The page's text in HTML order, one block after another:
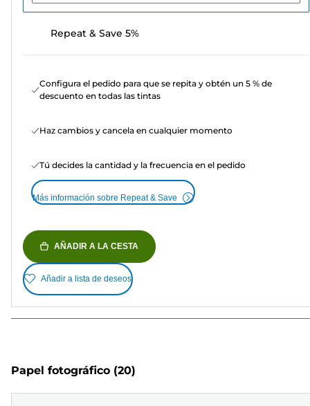
Repeat & Save 5%
Configura el pedido para que se repita y obtén un 5 % de
descuento en todas las tintas
Haz cambios y cancela en cualquier momento
Tú decides la cantidad y la frecuencia en el pedido
Más información sobre Repeat & Save
AÑADIR A LA CESTA
Añadir a lista de deseos
Papel fotográfico (20)